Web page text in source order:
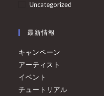
Uncategorized
最新情報
キャンペーン
アーティスト
イベント
チュートリアル